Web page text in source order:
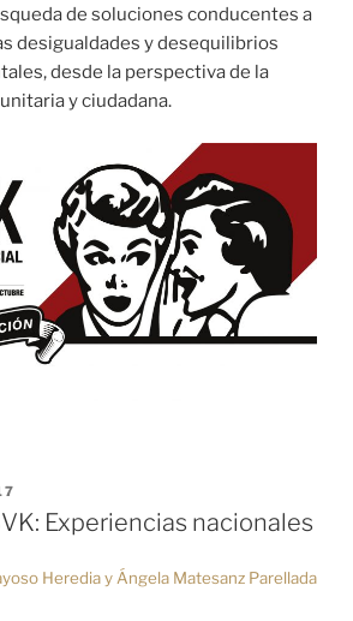
de soluciones conducentes a
desigualdades y desequilibrios
desde la perspectiva de la
y ciudadana.
Experiencias nacionales
Heredia y Ángela Matesanz Parellada